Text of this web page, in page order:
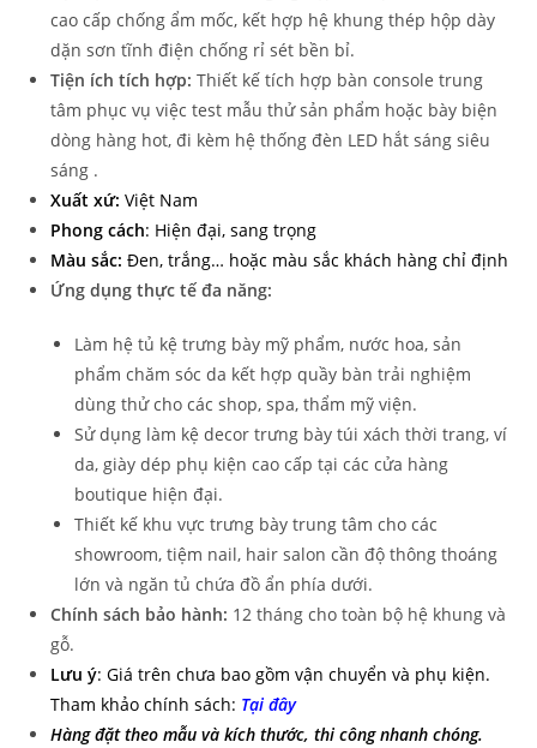
cao cấp chống ẩm mốc, kết hợp hệ khung thép hộp dày
dặn sơn tĩnh điện chống rỉ sét bền bỉ.
Tiện ích tích hợp: Thiết kế tích hợp bàn console trung
tâm phục vụ việc test mẫu thử sản phẩm hoặc bày biện
dòng hàng hot, đi kèm hệ thống đèn LED hắt sáng siêu
sáng .
Xuất xứ: Việt Nam
Phong cách: Hiện đại, sang trọng
Màu sắc:Đen, trắng… hoặc màu sắc khách hàng chỉ định
Ứng dụng thực tế đa năng:
Làm hệ tủ kệ trưng bày mỹ phẩm, nước hoa, sản
phẩm chăm sóc da kết hợp quầy bàn trải nghiệm
dùng thử cho các shop, spa, thẩm mỹ viện.
Sử dụng làm kệ decor trưng bày túi xách thời trang, ví
da, giày dép phụ kiện cao cấp tại các cửa hàng
boutique hiện đại.
Thiết kế khu vực trưng bày trung tâm cho các
showroom, tiệm nail, hair salon cần độ thông thoáng
lớn và ngăn tủ chứa đồ ẩn phía dưới.
Chính sách bảo hành: 12 tháng cho toàn bộ hệ khung và
gỗ.
Lưu ý: Giá trên chưa bao gồm vận chuyển và phụ kiện.
Tham khảo chính sách: Tại đây
Hàng đặt theo mẫu và kích thước, thi công nhanh chóng.